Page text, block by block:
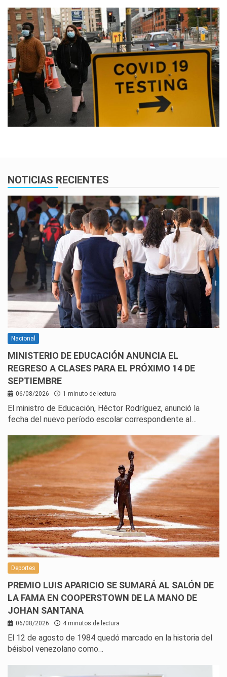
NOTICIAS RECIENTES
Nacional
MINISTERIO DE EDUCACIÓN ANUNCIA EL
REGRESO A CLASES PARA EL PRÓXIMO 14 DE
SEPTIEMBRE
06/08/2026 1 minuto de lectura
El ministro de Educación, Héctor Rodríguez, anunció la
fecha del nuevo período escolar correspondiente al…
Deportes
PREMIO LUIS APARICIO SE SUMARÁ AL SALÓN DE
LA FAMA EN COOPERSTOWN DE LA MANO DE
JOHAN SANTANA
06/08/2026 4 minutos de lectura
El 12 de agosto de 1984 quedó marcado en la historia del
béisbol venezolano como…